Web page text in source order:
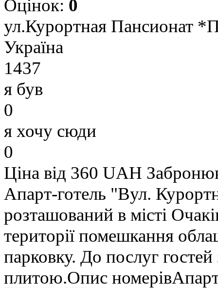
Оцінок: 0
ул.Курортная Пансионат
Україна
1437
я був
0
я хочу сюди
0
Ціна від 360 UAH
Апарт-готель "Вул.
розташований в місті
території помешкання
парковку. До послуг
плитою.Опис